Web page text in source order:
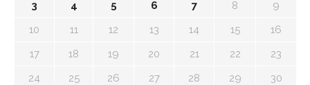
3
4 5 6 7 8
9
10
11 12 13 14 15
16
17
18 19 20 21 22
23
24
25 26 27 28 29
30